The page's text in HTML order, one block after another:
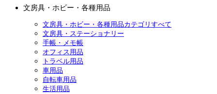
文房具・ホビー・各種用品
文房具・ホビー・各種用品カテゴリすべて
文房具・ステーショナリー
手帳・メモ帳
オフィス用品
トラベル用品
車用品
自転車用品
生活用品